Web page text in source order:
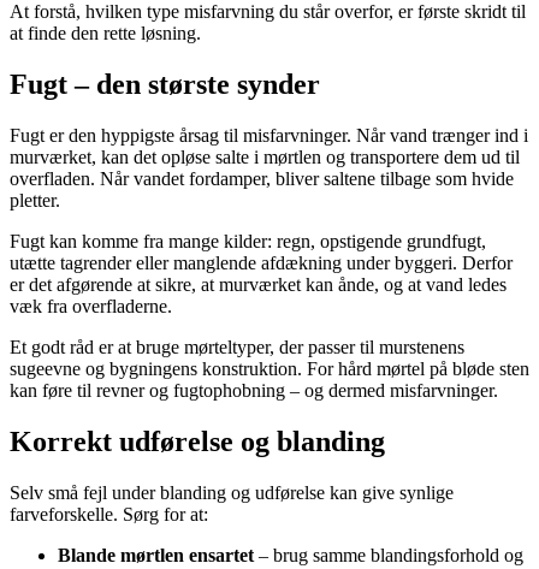
At forstå, hvilken type misfarvning du står overfor, er første skridt til
at finde den rette løsning.
Fugt – den største synder
Fugt er den hyppigste årsag til misfarvninger. Når vand trænger ind i
murværket, kan det opløse salte i mørtlen og transportere dem ud til
overfladen. Når vandet fordamper, bliver saltene tilbage som hvide
pletter.
Fugt kan komme fra mange kilder: regn, opstigende grundfugt,
utætte tagrender eller manglende afdækning under byggeri. Derfor
er det afgørende at sikre, at murværket kan ånde, og at vand ledes
væk fra overfladerne.
Et godt råd er at bruge mørteltyper, der passer til murstenens
sugeevne og bygningens konstruktion. For hård mørtel på bløde sten
kan føre til revner og fugtophobning – og dermed misfarvninger.
Korrekt udførelse og blanding
Selv små fejl under blanding og udførelse kan give synlige
farveforskelle. Sørg for at:
Blande mørtlen ensartet – brug samme blandingsforhold og